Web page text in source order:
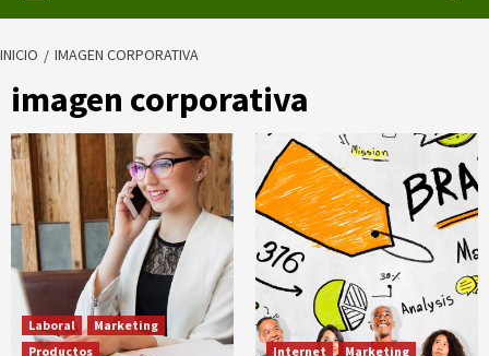
INICIO IMAGEN CORPORATIVA
imagen corporativa
Laboral
Marketing
Productos
Internet Marketing